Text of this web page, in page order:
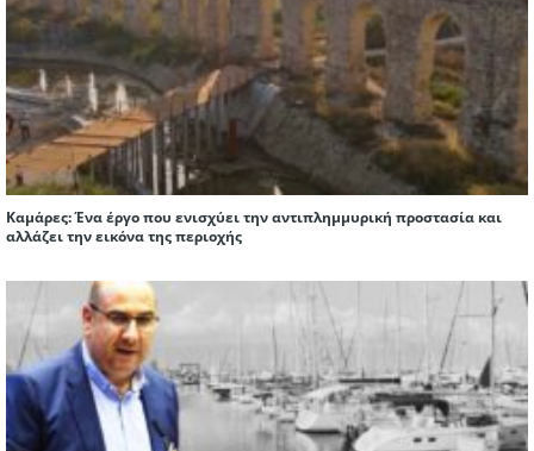
Καμάρες: Ένα έργο που ενισχύει την αντιπλημμυρική προστασία και
αλλάζει την εικόνα της περιοχής